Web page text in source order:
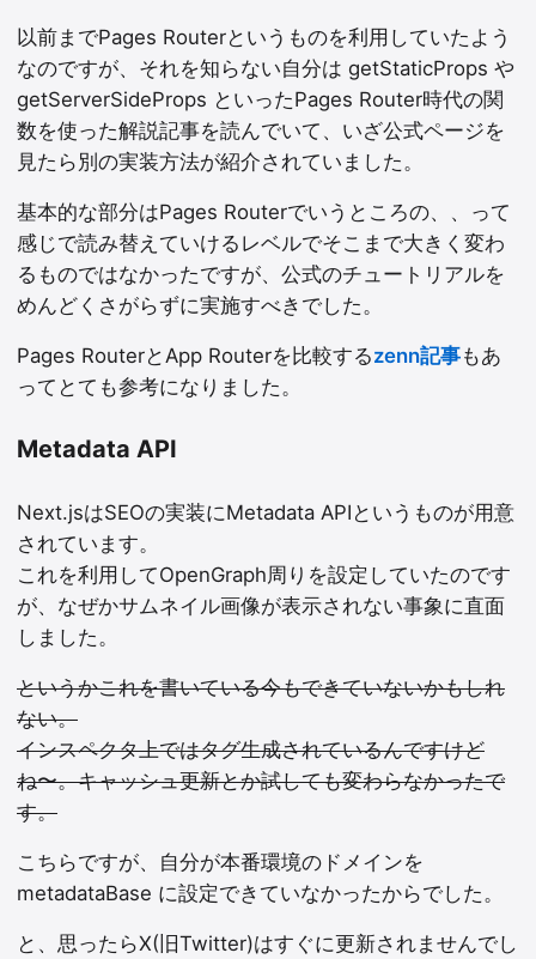
以前までPages Routerというものを利用していたよう
なのですが、それを知らない自分は getStaticProps や
getServerSideProps といったPages Router時代の関
数を使った解説記事を読んでいて、いざ公式ページを
見たら別の実装方法が紹介されていました。
基本的な部分はPages Routerでいうところの、、って
感じで読み替えていけるレベルでそこまで大きく変わ
るものではなかったですが、公式のチュートリアルを
めんどくさがらずに実施すべきでした。
Pages RouterとApp Routerを比較するzenn記事もあ
ってとても参考になりました。
Metadata API
Next.jsはSEOの実装にMetadata APIというものが用意
されています。
これを利用してOpenGraph周りを設定していたのです
が、なぜかサムネイル画像が表示されない事象に直面
しました。
というかこれを書いている今もできていないかもしれ
ない。
インスペクタ上ではタグ生成されているんですけど
ね〜。キャッシュ更新とか試しても変わらなかったで
す。
こちらですが、自分が本番環境のドメインを
metadataBase に設定できていなかったからでした。
と、思ったらX(旧Twitter)はすぐに更新されませんでし